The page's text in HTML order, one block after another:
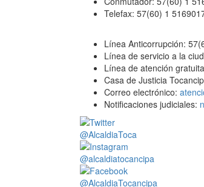
Telefax: 57(60) 1
Línea Anticorrupción:
Línea de servicio a la
Línea de atención
Casa de Justicia
Correo electrónico:
Notificaciones judiciales:
@AlcaldiaToca
@alcaldiatocancipa
@AlcaldiaTocancipa